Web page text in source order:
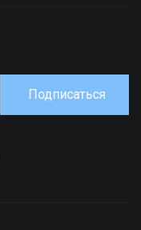
Подписаться